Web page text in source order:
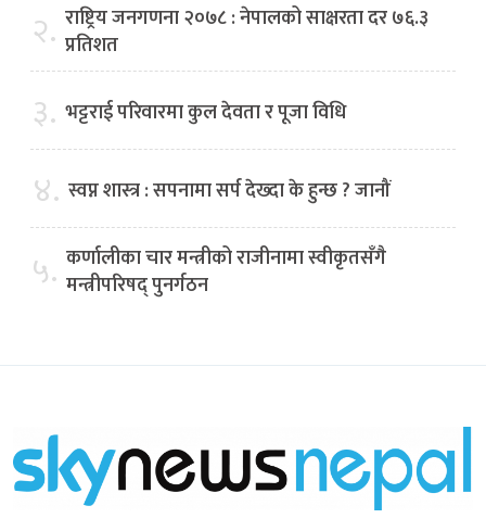
२. राष्ट्रिय जनगणना २०७८ : नेपालको साक्षरता दर ७६.३
प्रतिशत
३. भट्टराई परिवारमा कुल देवता र पूजा विधि
४. स्वप्न शास्त्र : सपनामा सर्प देख्दा के हुन्छ ? जानौं
५. कर्णालीका चार मन्त्रीको राजीनामा स्वीकृतसँगै
मन्त्रीपरिषद् पुनर्गठन